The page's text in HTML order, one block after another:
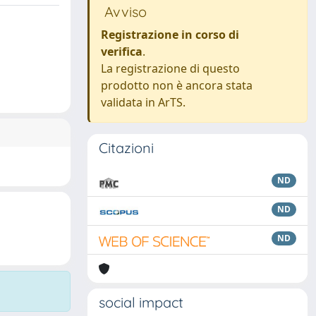
Avviso
Registrazione in corso di
verifica.
La registrazione di questo
prodotto non è ancora stata
validata in ArTS.
Citazioni
ND
ND
ND
social impact